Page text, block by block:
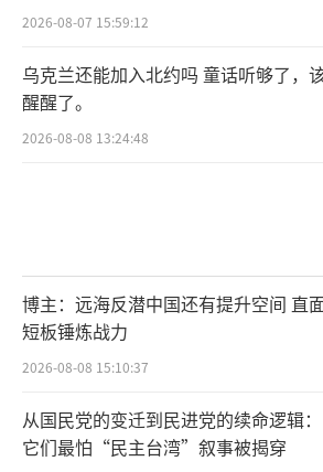
2026-08-07 15:59:12
乌克兰还能加入北约吗 童话听够了，
醒醒了。
2026-08-08 13:24:48
博主：远海反潜中国还有提升空间 直
短板锤炼战力
2026-08-08 15:10:37
从国民党的变迁到民进党的续命逻辑：
它们最怕“民主台湾”叙事被揭穿